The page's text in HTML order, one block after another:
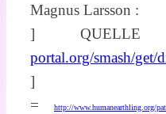
Magnus Larsson :
]
portal.org/smash/
]
=
http://www.humanearthling.org/